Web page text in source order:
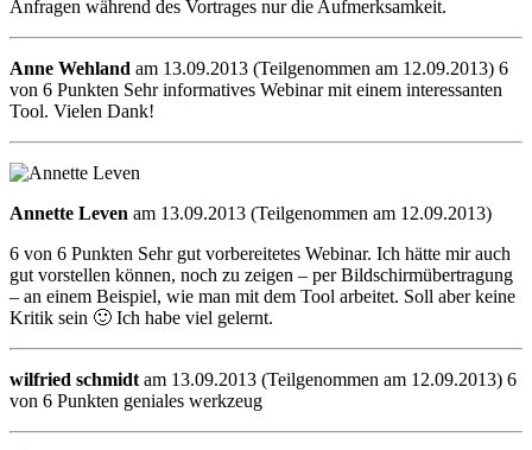
Anfragen während des Vortrages nur die Aufmerksamkeit.
Anne Wehland am 13.09.2013 (Teilgenommen am 12.09.2013) 6
von 6 Punkten Sehr informatives Webinar mit einem interessanten
Tool. Vielen Dank!
Annette Leven am 13.09.2013 (Teilgenommen am 12.09.2013)
6 von 6 Punkten Sehr gut vorbereitetes Webinar. Ich hätte mir auch
gut vorstellen können, noch zu zeigen – per Bildschirmübertragung
– an einem Beispiel, wie man mit dem Tool arbeitet. Soll aber keine
Kritik sein 🙂 Ich habe viel gelernt.
wilfried schmidt am 13.09.2013 (Teilgenommen am 12.09.2013) 6
von 6 Punkten geniales werkzeug